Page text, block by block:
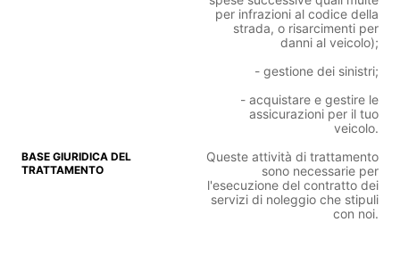
per infrazioni al codice della
strada, o risarcimenti per
danni al veicolo);
- gestione dei sinistri;
- acquistare e gestire le
assicurazioni per il tuo
veicolo.
Queste attività di trattamento
sono necessarie per
l'esecuzione del contratto dei
servizi di noleggio che stipuli
con noi.